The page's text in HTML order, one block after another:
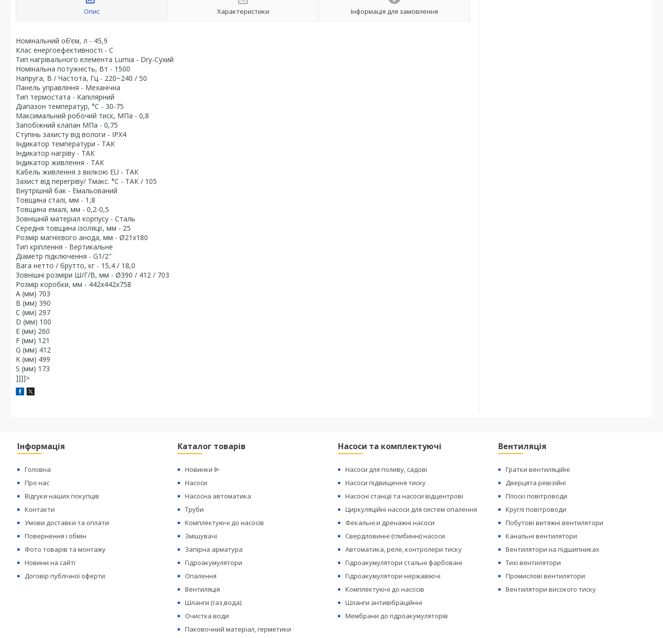
Опис Характеристики Інформація для замовлення
Номінальний об’єм, л - 45,9
Клас енергоефективності - С
Тип нагрівального елемента Lumia - Dry-Сухий
Номінальна потужність, Вт - 1500
Напруга, В / Частота, Гц - 220~240 / 50
Панель управління - Механічна
Тип термостата - Капілярний
Діапазон температур, °C - 30-75
Максимальний робочий тиск, МПа - 0,8
Запобіжний клапан МПа - 0,75
Ступінь захисту від вологи - IPX4
Індикатор температури - ТАК
Індикатор нагріву - ТАК
Індикатор живлення - ТАК
Кабель живлення з вилкою EU - ТАК
Захист від перегріву/ Тмакс. °C - ТАК / 105
Внутрішній бак - Емальований
Товщина сталі, мм - 1,8
Товщина емалі, мм - 0,2-0,5
Зовнішній матеріал корпусу - Сталь
Середня товщина ізоляції, мм - 25
Розмір магнієвого анода, мм - Ø21x180
Тип кріплення - Вертикальне
Діаметр підключення - G1/2"
Вага нетто / брутто, кг - 15,4 / 18,0
Зовнішні розміри Ш/Г/В, мм - Ø390 / 412 / 703
Розмір коробки, мм - 442x442x758
A (мм) 703
B (мм) 390
C (мм) 297
D (мм) 100
E (мм) 260
F (мм) 121
G (мм) 412
K (мм) 499
S (мм) 173
]]]]>
Інформація
Головна
Про нас
Відгуки наших покупців
Контакти
Умови доставки та оплати
Повернення і обмін
Фото товарів та монтажу
Новини на сайті
Договір публічної оферти
Каталог товарів
Новинки ᐉ
Насоси
Насосна автоматика
Труби
Комплектуючі до насосів
Змішувачі
Запірна арматура
Гідроакумулятори
Опалення
Вентиляція
Шланги (газ,вода)
Очистка води
Паковочний матеріал, герметики
Насоси та комплектуючі
Насоси для поливу, садові
Насоси підвищення тиску
Насосні станції та насоси відцентрові
Циркуляційні насоси для систем опалення
Фекальні и дренажні насоси
Свердловинні (глибинні) насоси
Автоматика, реле, контролери тиску
Гідроакумулятори стальні фарбовані
Гідроакумулятори нержавіючі
Комплектуючі до насосів
Шланги антивібраційнні
Мембрани до гідроакумуляторів
Вентиляція
Гратки вентиляційні
Дверцята ревізійні
Плоскі повітроводи
Круглі повітроводи
Побутові витяжні вентилятори
Канальні вентилятори
Вентилятори на підшипниках
Тихі вентилятори
Промислові вентилятори
Вентилятори високого тиску